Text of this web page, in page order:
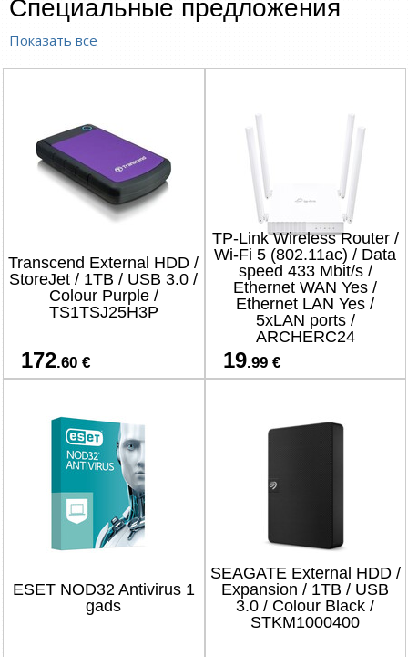
Специальные предложения
Показать все
Transcend External HDD /
StoreJet / 1TB / USB 3.0 /
Colour Purple /
TS1TSJ25H3P
172.60 €
TP-Link Wireless Router /
Wi-Fi 5 (802.11ac) / Data
speed 433 Mbit/s /
Ethernet WAN Yes /
Ethernet LAN Yes /
5xLAN ports /
ARCHERC24
19.99 €
ESET NOD32 Antivirus 1
gads
SEAGATE External HDD /
Expansion / 1TB / USB
3.0 / Colour Black /
STKM1000400